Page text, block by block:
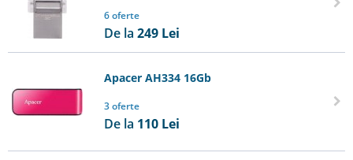
6 oferte
De la 249 Lei
Apacer AH334 16Gb
3 oferte
De la 110 Lei